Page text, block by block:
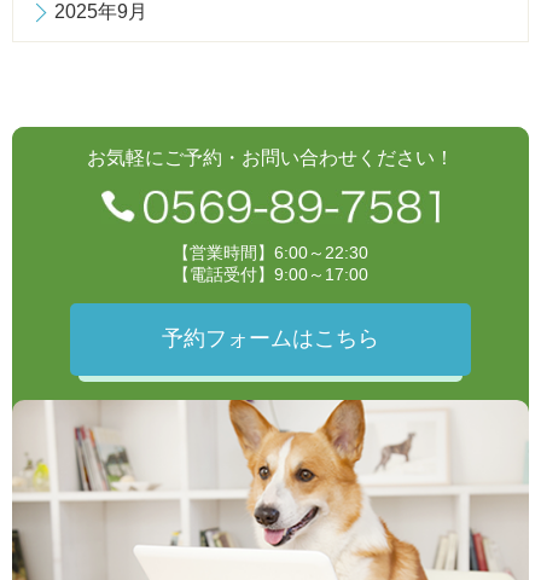
2025年9月
お気軽にご予約・お問い合わせください！
【営業時間】6:00～22:30
【電話受付】9:00～17:00
予約フォームはこちら